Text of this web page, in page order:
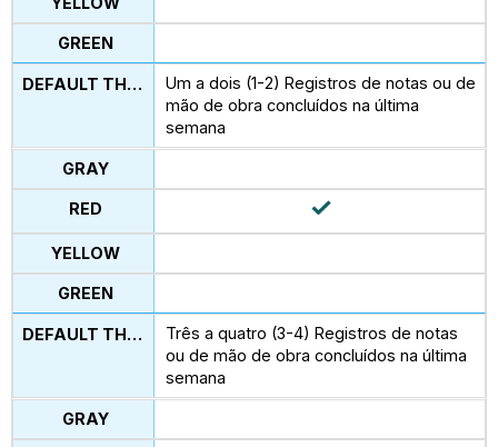
Um a dois (1-2) Registros de notas ou de
mão de obra concluídos na última
semana
Três a quatro (3-4) Registros de notas
ou de mão de obra concluídos na última
semana